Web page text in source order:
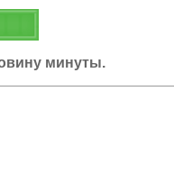
минуты.